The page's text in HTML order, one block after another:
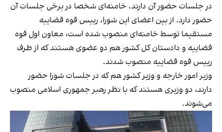
در جلسات حضور آن دارند. خامنه‌ای شخصا در برخی جلسات آن
حضور دارد. از بین اعضای این شورا، رییس قوه قضاییه
مستقیما توسط خامنه‌ای منصوب شده است، معاون اول قوه
قضاییه و دادستان کل کشور هم دو عضوی هستند که از طرف
رییس قوه قضاییه منصوب شدند.
وزیر امور خارجه و وزیر کشور هم که در جلسات شورا حضور
دارند، دو وزیری هستند که با نظر رهبر جمهوری اسلامی منصوب
می‌شوند.